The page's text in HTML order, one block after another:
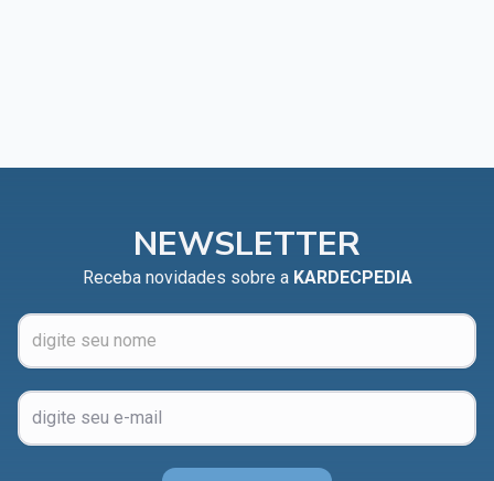
NEWSLETTER
Receba novidades sobre a KARDECPEDIA